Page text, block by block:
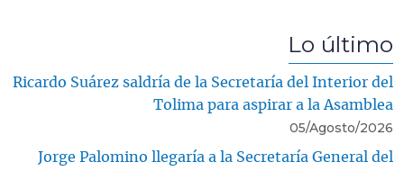
Lo último
Ricardo Suárez saldría de la Secretaría del Interior del
Tolima para aspirar a la Asamblea
05/Agosto/2026
Jorge Palomino llegaría a la Secretaría General del